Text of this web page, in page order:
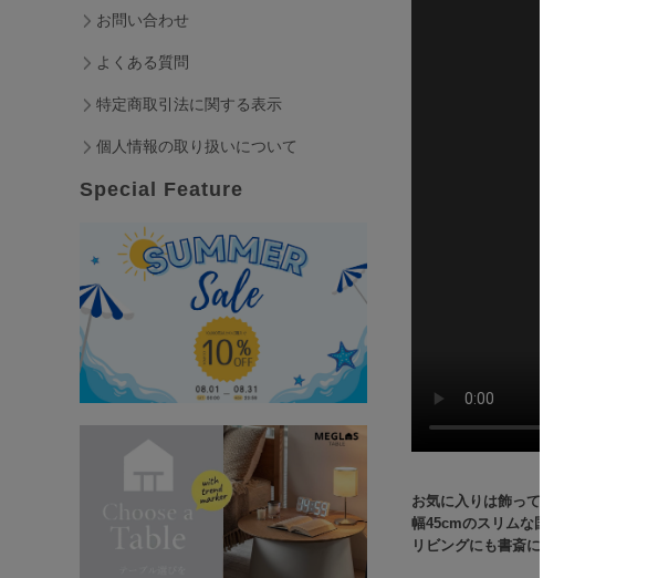
お気に入りは飾って、生活感はそっと
幅45cmのスリムな国産ディスプレイ
リビングにも書斎にもすっとなじみ
お問い合わせ
よくある質問
特定商取引法に関する表示
個人情報の取り扱いについて
Special Feature